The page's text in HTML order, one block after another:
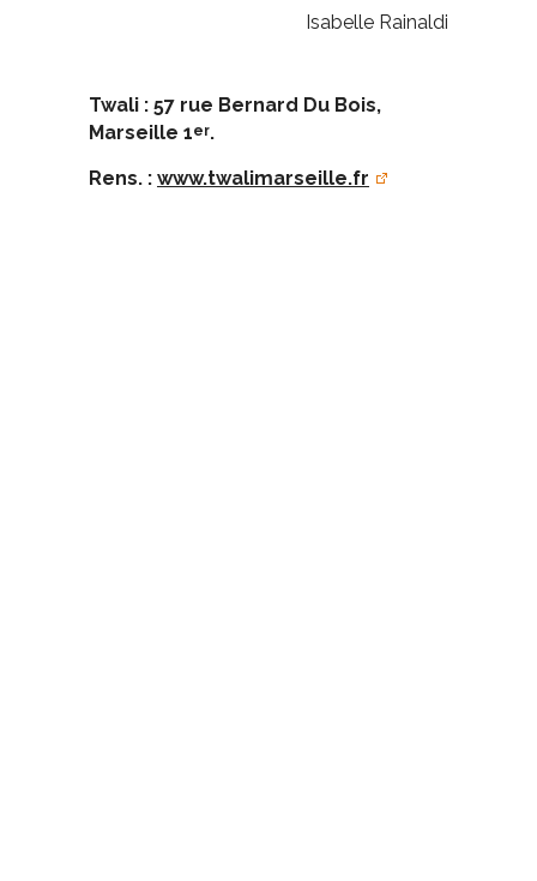
Isabelle Rainaldi
Twali : 57 rue Bernard Du Bois,
Marseille 1er.
Rens. : www.twalimarseille.fr